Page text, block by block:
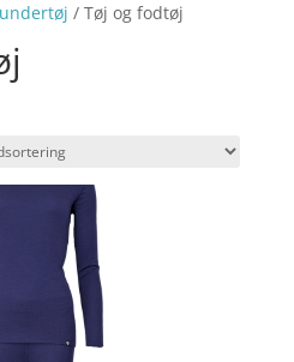
/ Tøj og fodtøj